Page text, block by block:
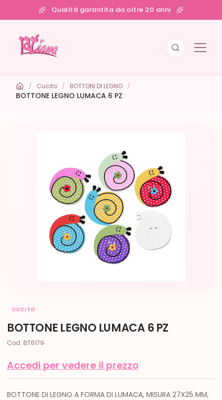
Qualità garantita da oltre 20 anni
/ Cucito / BOTTONI DI LEGNO /
BOTTONE LEGNO LUMACA 6 PZ
CUCITO
BOTTONE LEGNO LUMACA 6 PZ
Cod. BT6179
Accedi per vedere il prezzo
BOTTONE DI LEGNO A FORMA DI LUMACA, MISURA 27X25 MM,